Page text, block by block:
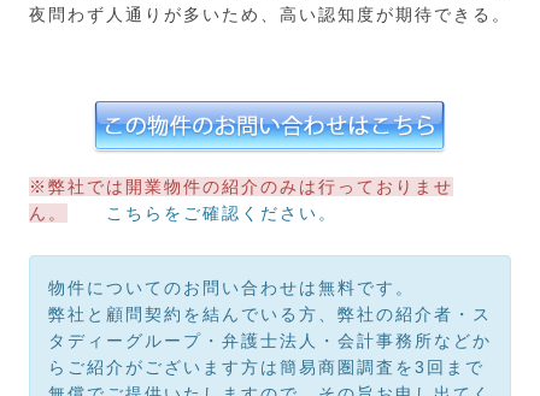
夜問わず人通りが多いため、高い認知度が期待できる。
※弊社では開業物件の紹介のみは行っておりませ
ん。
こちらをご確認ください。
物件についてのお問い合わせは無料です。
弊社と顧問契約を結んでいる方、弊社の紹介者・ス
タディーグループ・弁護士法人・会計事務所などか
らご紹介がございます方は簡易商圏調査を3回まで